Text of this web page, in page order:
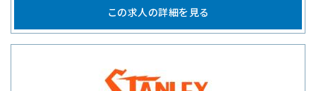
この求人の詳細を見る